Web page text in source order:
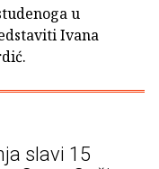
u
Ivana
slavi 15